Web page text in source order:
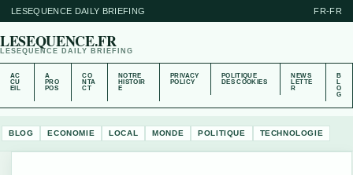
LESEQUENCE DAILY BRIEFING FR-FR
LESEQUENCE.FR
LESEQUENCE DAILY BRIEFING
AC
CU
EIL
A
PRO
POS
CO
NTA
CT
NOTRE
HISTOIR
E
PRIVACY
POLICY
POLITIQUE
DES COOKIES
NEWS
LETTE
R
B
L
O
G
BLOG ECONOMIE LOCAL MONDE POLITIQUE TECHNOLOGIE